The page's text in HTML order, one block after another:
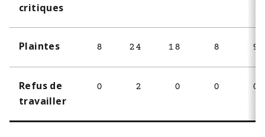
critiques
Plaintes 8 24 18 8 9
Refus de
travailler
0 2 0 0 0